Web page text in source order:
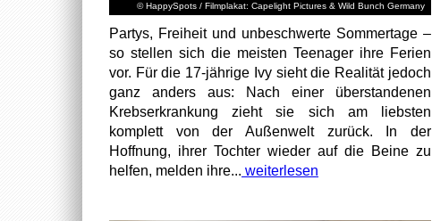
© HappySpots / Filmplakat: Capelight Pictures & Wild Bunch Germany
Partys, Freiheit und unbeschwerte Sommertage –
so stellen sich die meisten Teenager ihre Ferien
vor. Für die 17-jährige Ivy sieht die Realität jedoch
ganz anders aus: Nach einer überstandenen
Krebserkrankung zieht sie sich am liebsten
komplett von der Außenwelt zurück. In der
Hoffnung, ihrer Tochter wieder auf die Beine zu
helfen, melden ihre... weiterlesen